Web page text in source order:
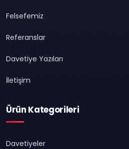
Felsefemiz
Referanslar
Davetiye Yazıları
İletişim
Ürün Kategorileri
Davetiyeler